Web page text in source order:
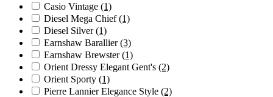
Casio Vintage (1)
Diesel Mega Chief(1)
Diesel Silver(1)
Earnshaw Barallier(3)
Earnshaw Brewster(1)
Orient Dressy Elegant Gent's (2)
Orient Sporty (1)
Pierre Lannier Elegance Style (2)